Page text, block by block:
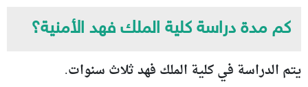
كم مدة دراسة كلية الملك فهد الأمنية؟
يتم الدراسة في كلية الملك فهد ثلاث سنوات.